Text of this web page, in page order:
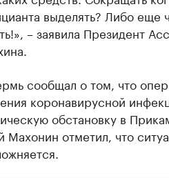
выделять? Либо еще
– заявила Президент
сообщал о том, что
коронавирусной
обстановку в
Махонин отметил, что